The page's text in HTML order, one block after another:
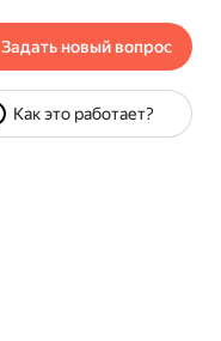
Задать новый вопрос
Как это работает?